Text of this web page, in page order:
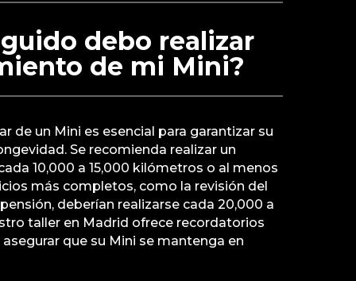
debo realizar
de mi Mini?
de un Mini es esencial para garantizar su
Se recomienda realizar un
10,000 a 15,000 kilómetros o al menos
más completos, como la revisión del
deberían realizarse cada 20,000 a
taller en Madrid ofrece recordatorios
que su Mini se mantenga en